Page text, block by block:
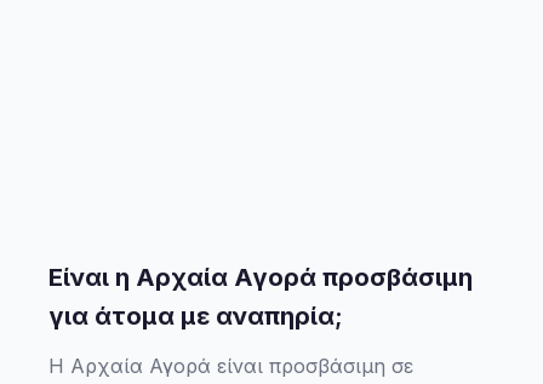
Είναι η Αρχαία Αγορά προσβάσιμη
για άτομα με αναπηρία;
Η Αρχαία Αγορά είναι προσβάσιμη σε